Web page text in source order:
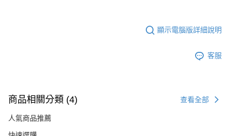
顯示電腦版詳細說明
客服
商品相關分類 (4) 查看全部
人氣商品推薦